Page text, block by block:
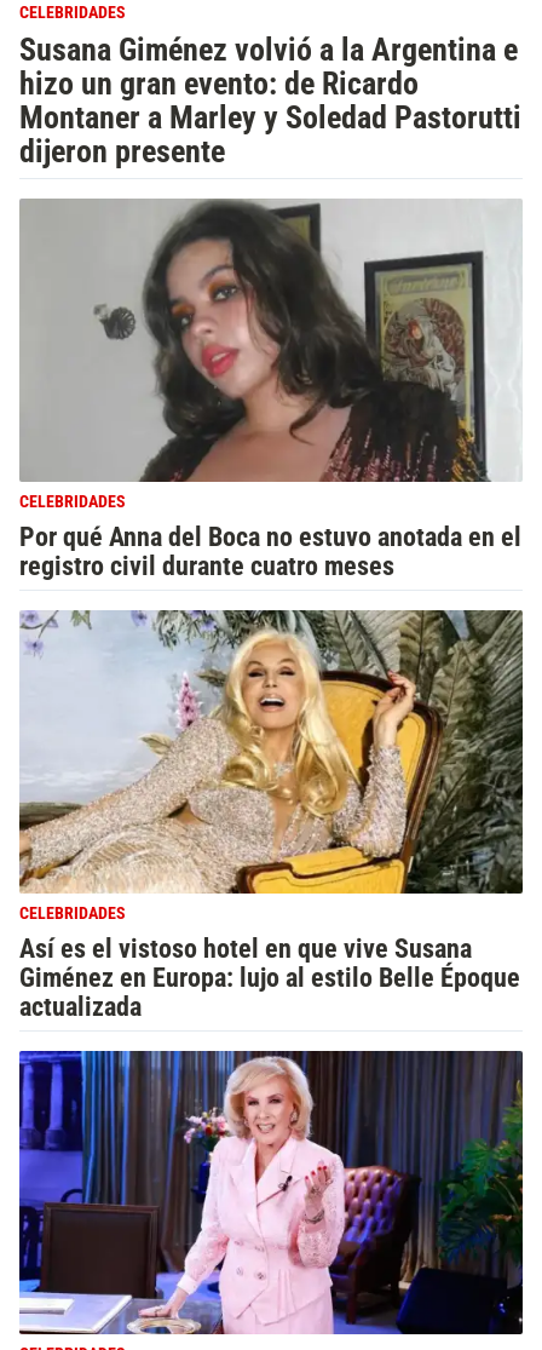
CELEBRIDADES
Susana Giménez volvió a la Argentina e
hizo un gran evento: de Ricardo
Montaner a Marley y Soledad Pastorutti
dijeron presente
CELEBRIDADES
Por qué Anna del Boca no estuvo anotada en el
registro civil durante cuatro meses
CELEBRIDADES
Así es el vistoso hotel en que vive Susana
Giménez en Europa: lujo al estilo Belle Époque
actualizada